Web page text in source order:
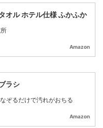
オル ホテル仕様 ふかふか
Amazon
ラシ
ぞるだけで汚れがおちる
Amazon